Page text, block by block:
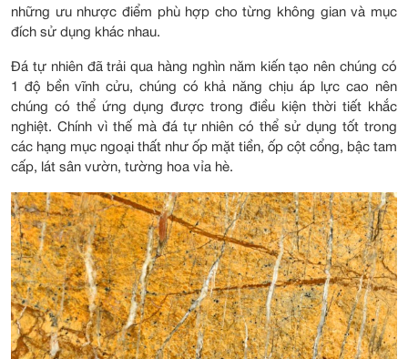
những ưu nhược điểm phù hợp cho từng không gian và mục
đích sử dụng khác nhau.
Đá tự nhiên đã trải qua hàng nghìn năm kiến tạo nên chúng có
1 độ bền vĩnh cửu, chúng có khả năng chịu áp lực cao nên
chúng có thể ứng dụng được trong điều kiện thời tiết khắc
nghiệt. Chính vì thế mà đá tự nhiên có thể sử dụng tốt trong
các hạng mục ngoại thất như ốp mặt tiền, ốp cột cổng, bậc tam
cấp, lát sân vườn, tường hoa vỉa hè.